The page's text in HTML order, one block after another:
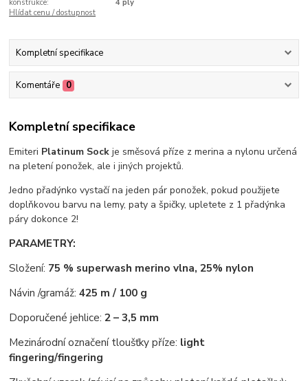
konstrukce:
4 ply
Hlídat cenu / dostupnost
Kompletní specifikace
Komentáře 0
Kompletní specifikace
Emiteri Platinum Sockje směsová příze z merina a nylonu určená
na pletení ponožek, ale i jiných projektů.
Jedno přadýnko vystačí na jeden pár ponožek, pokud použijete
doplňkovou barvu na lemy, paty a špičky, upletete z 1 přadýnka
páry dokonce 2!
PARAMETRY:
Složení: 75 % superwash merino vlna, 25% nylon
Návin /gramáž: 425 m / 100 g
Doporučené jehlice:2 – 3,5 mm
Mezinárodní označení tloušťky příze: light
fingering/fingering